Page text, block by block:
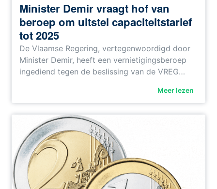
Minister Demir vraagt hof van
beroep om uitstel capaciteitstarief
tot 2025
De Vlaamse Regering, vertegenwoordigd door
Minister Demir, heeft een vernietigingsberoep
ingediend tegen de beslissing van de VREG…
Meer lezen